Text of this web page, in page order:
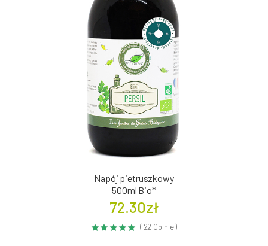
Napój pietruszkowy
500ml Bio*
72.30zł
( 22 Opinie )